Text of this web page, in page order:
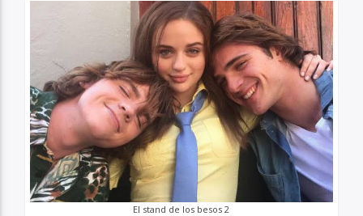
El stand de los besos 2